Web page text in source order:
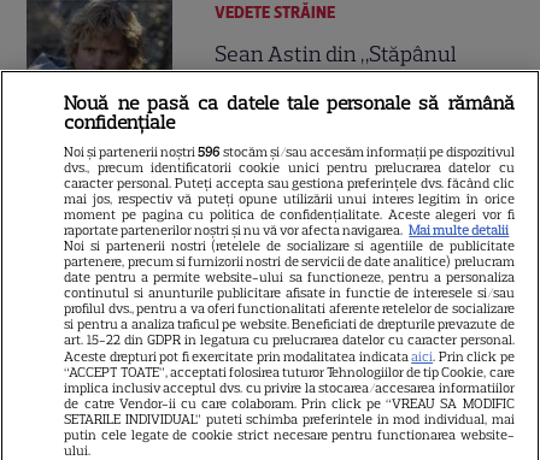
14
VEDETE STRĂINE
Sean Astin din „Stăpânul
vândă casa din cauza
primit de fapt
14
VEDETE STRĂINE
Elon Musk, atac la adresa
regizorului premiat cu Oscar
care a realizat documentarul
despre viața sa. Filmul are 232
de minute
VEDETE STRĂINE
Nouă ne pasă ca datele tale personale să rămână
confidențiale
Noi și partenerii noștri596 stocăm și/sau accesăm informații pe dispozitivul
dvs., precum identificatorii cookie unici pentru prelucrarea datelor cu
caracter personal. Puteți accepta sau gestiona preferințele dvs. făcând clic
mai jos, respectiv vă puteți opune utilizării unui interes legitim în orice
moment pe pagina cu politica de confidențialitate. Aceste alegeri vor fi
raportate partenerilor noștri și nu vă vor afecta navigarea. Mai multe detalii
Noi si partenerii nostri (retelele de socializare si agentiile de publicitate
partenere, precum si furnizorii nostri de servicii de date analitice) prelucram
date pentru a permite website-ului sa functioneze, pentru a personaliza
continutul si anunturile publicitare afisate in functie de interesele si/sau
profilul dvs., pentru a va oferi functionalitati aferente retelelor de socializare
si pentru a analiza traficul pe website. Beneficiati de drepturile prevazute de
art. 15-22 din GDPR in legatura cu prelucrarea datelor cu caracter personal.
Aceste drepturi pot fi exercitate prin modalitatea indicataaici. Prin click pe
“ACCEPT TOATE”, acceptati folosirea tuturor Tehnologiilor de tip Cookie, care
implica inclusiv acceptul dvs. cu privire la stocarea/accesarea informatiilor
de catre Vendor-ii cu care colaboram. Prin click pe “VREAU SA MODIFIC
SETARILE INDIVIDUAL” puteti schimba preferintele in mod individual, mai
putin cele legate de cookie strict necesare pentru functionarea website-
ului.